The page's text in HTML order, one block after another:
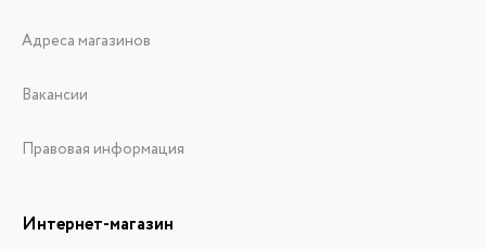
Адреса магазинов
Вакансии
Правовая информация
Интернет-магазин